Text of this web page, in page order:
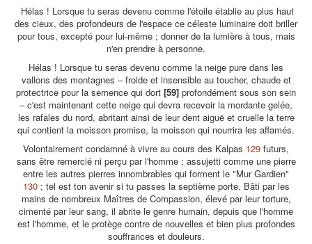
Hélas ! Lorsque tu seras devenu comme l'étoile établie au plus haut
des cieux, des profondeurs de l'espace ce céleste luminaire doit briller
pour tous, excepté pour lui-même ; donner de la lumière à tous, mais
n'en prendre à personne.
Hélas ! Lorsque tu seras devenu comme la neige pure dans les
vallons des montagnes – froide et insensible au toucher, chaude et
protectrice pour la semence qui dort [59] profondément sous son sein
– c'est maintenant cette neige qui devra recevoir la mordante gelée,
les rafales du nord, abritant ainsi de leur dent aiguë et cruelle la terre
qui contient la moisson promise, la moisson qui nourrira les affamés.
Volontairement condamné à vivre au cours des Kalpas 129 futurs,
sans être remercié ni perçu par l'homme ; assujetti comme une pierre
entre les autres pierres innombrables qui forment le "Mur Gardien"
130; tel est ton avenir si tu passes la septième porte. Bâti par les
mains de nombreux Maîtres de Compassion, élevé par leur torture,
cimenté par leur sang, il abrite le genre humain, depuis que l'homme
est l'homme, et le protège contre de nouvelles et bien plus profondes
souffrances et douleurs.